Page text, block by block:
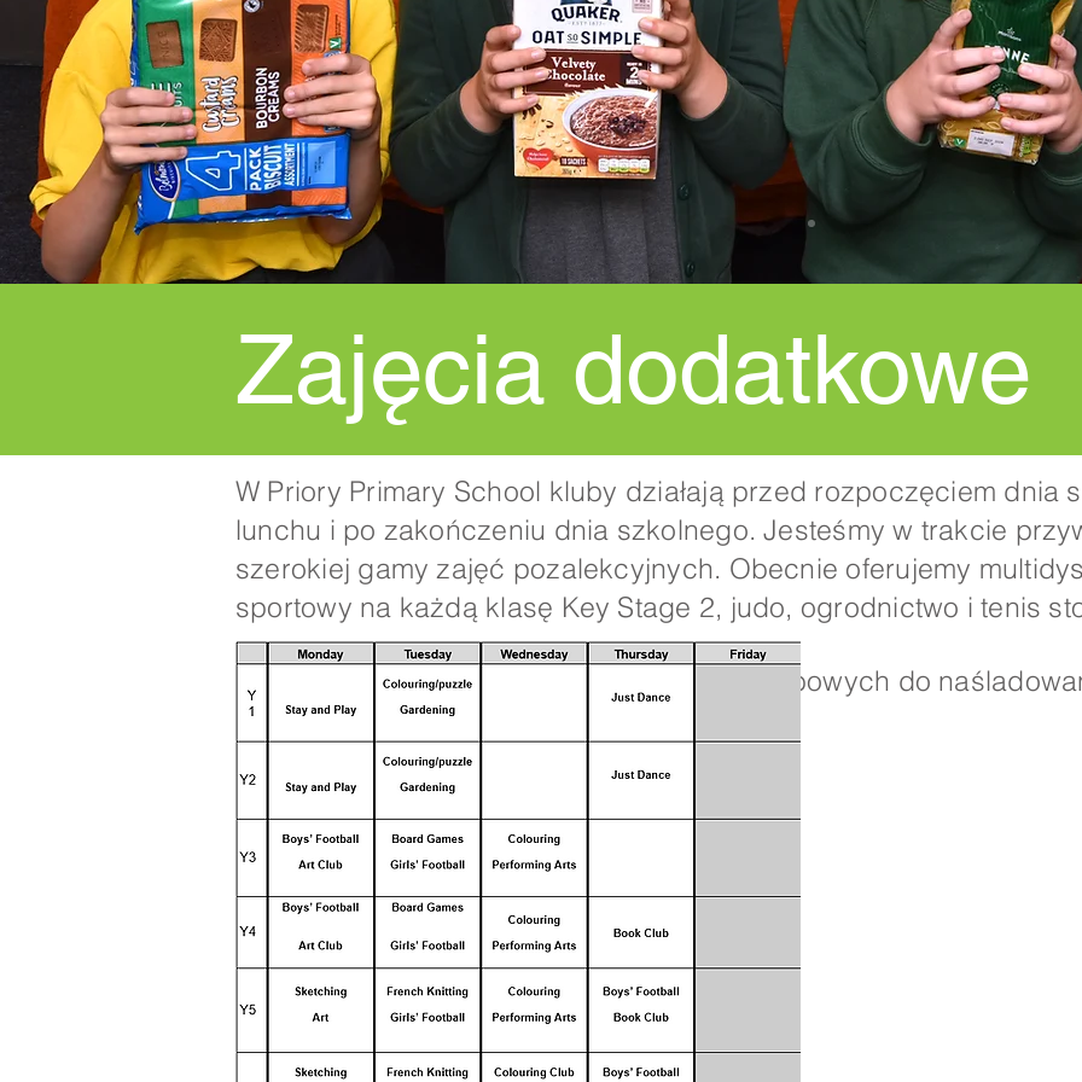
Zajęcia dodatkowe
W Priory Primary School kluby działają przed rozpoczęciem dnia
lunchu i po zakończeniu dnia szkolnego. Jesteśmy w trakcie
szerokiej gamy zajęć pozalekcyjnych. Obecnie oferujemy
sportowy na każdą klasę Key Stage 2, judo, ogrodnictwo i tenis
Nasz najbardziej aktualny rozkład zajęć klubowych do